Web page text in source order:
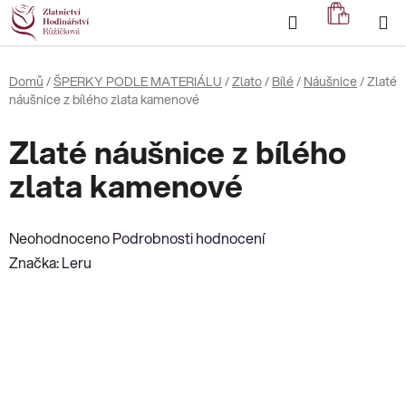
Přejít
na
obsah
Hledat
KOŠÍK
Domů /ŠPERKY PODLE MATERIÁLU /Zlato/ Bílé/ Náušnice/Zlaté
náušnice z bílého zlata kamenové
Zlaté náušnice z bílého
zlata kamenové
Průměrné
hodnocení
NeohodnocenoPodrobnosti hodnocení
Značka:Leru